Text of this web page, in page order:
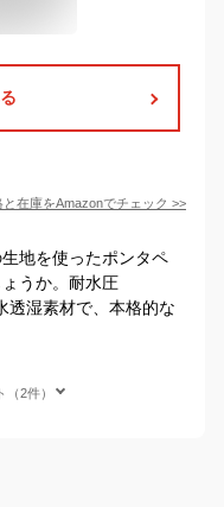
と在庫をAmazonでチェック >>
地を使ったポンタペ
うか。耐水圧
透湿素材で、本格的な
2件）